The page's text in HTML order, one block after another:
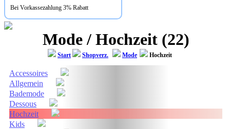
Bei Vorkassezahlung 3% Rabatt
Mode / Hochzeit (22)
Start Shopverz. Mode Hochzeit
Accessoires
Allgemein
Bademode
Dessous
Hochzeit
Kids